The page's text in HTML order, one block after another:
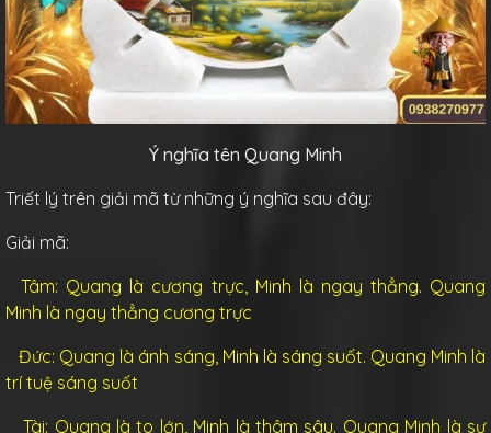
Ý nghĩa tên Quang Minh
Triết lý trên giải mã từ những ý nghĩa sau đây:
Giải mã:
Tâm: Quang là cương trực, Minh là ngay thẳng. Quang
Minh là ngay thẳng cương trực
Đức: Quang là ánh sáng, Minh là sáng suốt. Quang Minh là
trí tuệ sáng suốt
Tài: Quang là to lớn, Minh là thâm sâu. Quang Minh là sự